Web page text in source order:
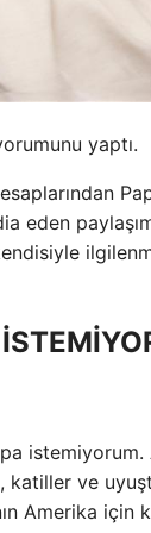
yaptı.
ve
Amerika için